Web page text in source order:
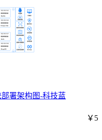
署架构图-科技蓝
￥5